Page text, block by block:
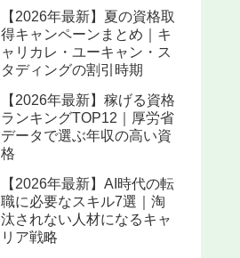
【2026年最新】夏の資格取
得キャンペーンまとめ｜キ
ャリカレ・ユーキャン・ス
タディングの割引時期
【2026年最新】稼げる資格
ランキングTOP12｜厚労省
データで選ぶ年収の高い資
格
【2026年最新】AI時代の転
職に必要なスキル7選｜淘
汰されない人材になるキャ
リア戦略